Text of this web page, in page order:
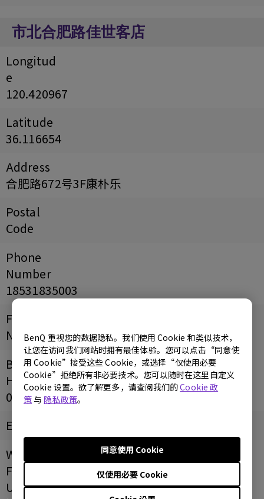
BenQ 重视您的数据隐私。我们使用 Cookie 和类似技术，
让您在访问我们网站时拥有最佳体验。您可以点击“同意使
用 Cookie”接受这些 Cookie，或选择“仅使用必要
Cookie”拒绝所有非必要技术。您可以随时在这里自定义
Cookie 设置。欲了解更多，请查阅我们的Cookie 政
策 与 隐私政策。
仅使用必要 Cookie
同意使用 Cookie
市北合肥路佳世客店
Longitud
e
120.420967
Latitude
36.116654
Address
合肥路672号3F康朴乐
Postal
Code
Phone
Number
18531835003
Fax
Number
Business
Hours
09:00~22:00
Email
Website/
Facebook
URL